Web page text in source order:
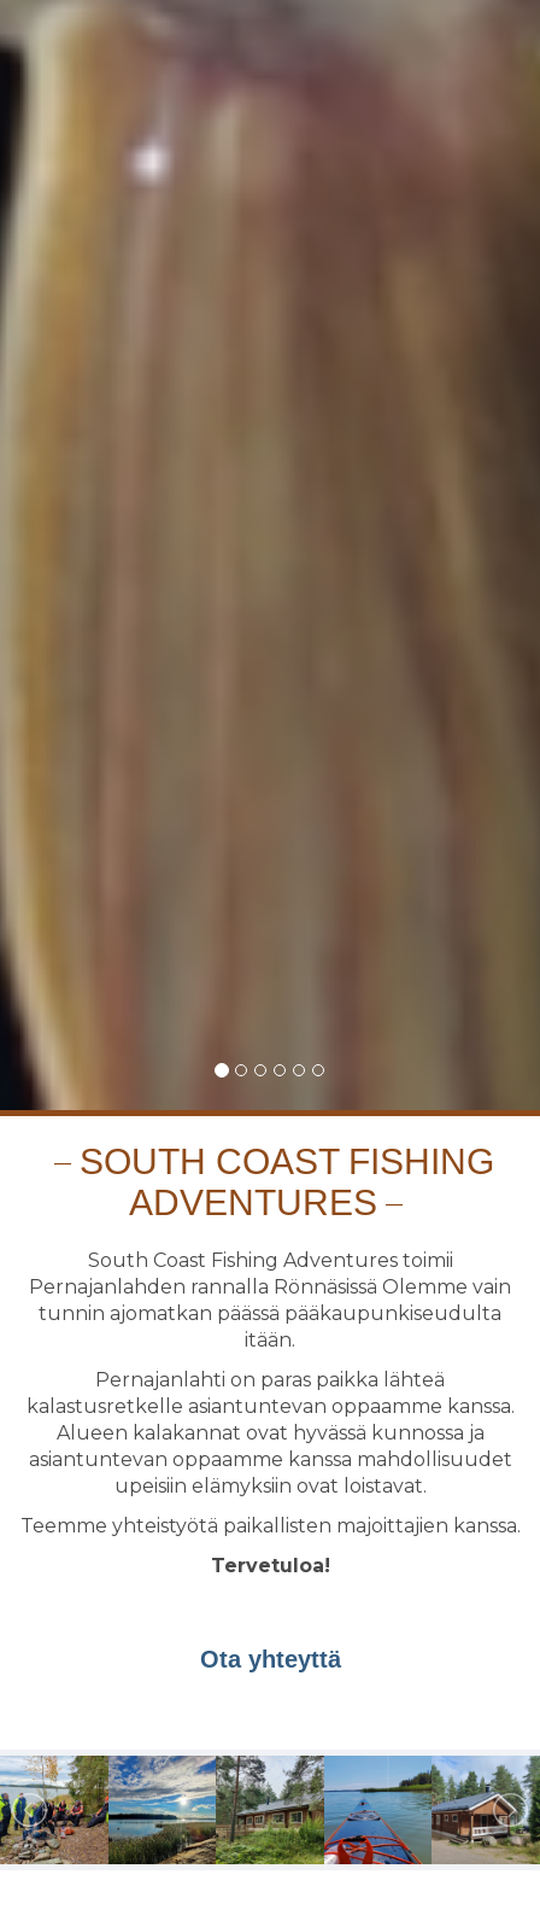
SOUTH COAST FISHING
ADVENTURES
South Coast Fishing Adventures toimii
Pernajanlahden rannalla Rönnäsissä Olemme vain
tunnin ajomatkan päässä pääkaupunkiseudulta
itään.
Pernajanlahti on paras paikka lähteä
kalastusretkelle asiantuntevan oppaamme kanssa.
Alueen kalakannat ovat hyvässä kunnossa ja
asiantuntevan oppaamme kanssa mahdollisuudet
upeisiin elämyksiin ovat loistavat.
Teemme yhteistyötä paikallisten majoittajien kanssa.
Tervetuloa!
Ota yhteyttä